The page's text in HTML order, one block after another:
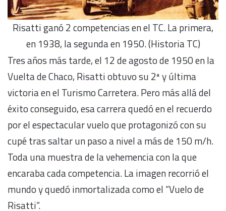
Risatti ganó 2 competencias en el TC. La primera,
en 1938, la segunda en 1950. (Historia TC)
Tres años más tarde, el 12 de agosto de 1950 en la
Vuelta de Chaco, Risatti obtuvo su 2ª y última
victoria en el Turismo Carretera. Pero más allá del
éxito conseguido, esa carrera quedó en el recuerdo
por el espectacular vuelo que protagonizó con su
cupé tras saltar un paso a nivel a más de 150 m/h.
Toda una muestra de la vehemencia con la que
encaraba cada competencia. La imagen recorrió el
mundo y quedó inmortalizada como el “Vuelo de
Risatti”.